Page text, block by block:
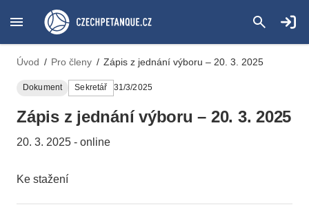
Úvod / Pro členy / Zápis z jednání výboru – 20. 3. 2025
Dokument Sekretář 31/3/2025
Zápis z jednání výboru – 20. 3. 2025
20. 3. 2025 - online
Ke stažení